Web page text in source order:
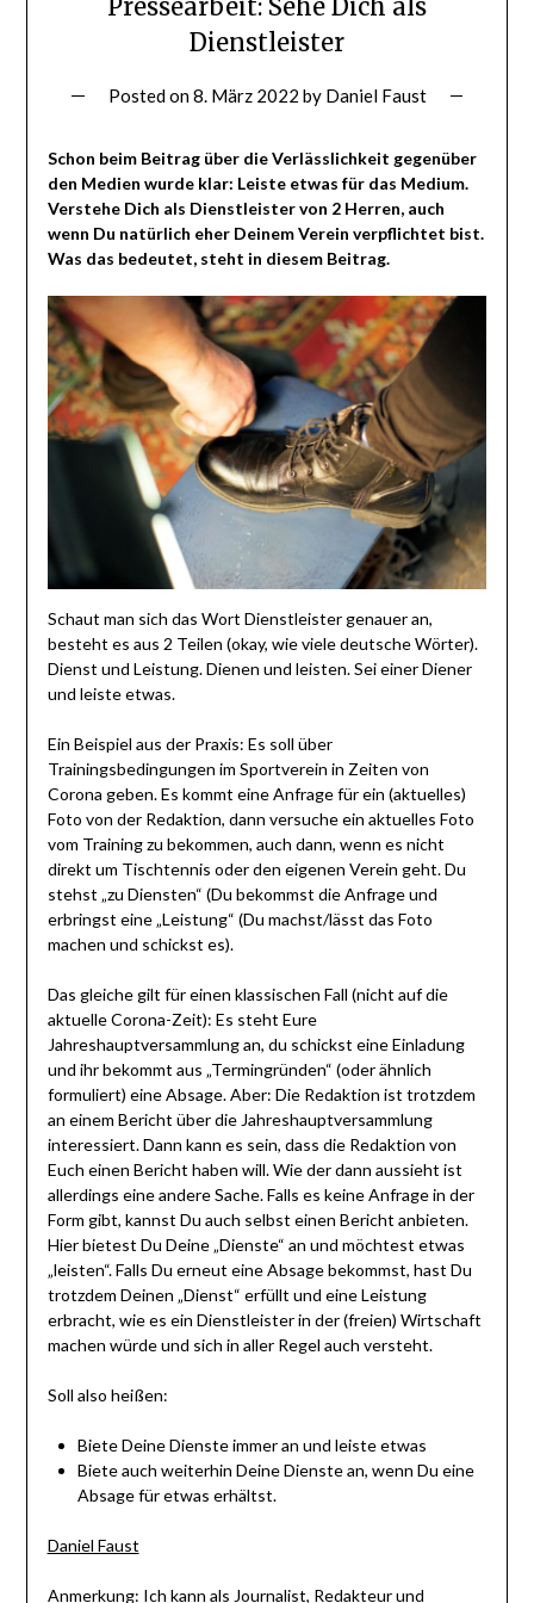
Pressearbeit: Sehe Dich als
Dienstleister
Posted on8. März 2022 by Daniel Faust
Schon beim Beitrag über die Verlässlichkeit gegenüber
den Medien wurde klar: Leiste etwas für das Medium.
Verstehe Dich als Dienstleister von 2 Herren, auch
wenn Du natürlich eher Deinem Verein verpflichtet bist.
Was das bedeutet, steht in diesem Beitrag.
Schaut man sich das Wort Dienstleister genauer an,
besteht es aus 2 Teilen (okay, wie viele deutsche Wörter).
Dienst und Leistung. Dienen und leisten. Sei einer Diener
und leiste etwas.
Ein Beispiel aus der Praxis: Es soll über
Trainingsbedingungen im Sportverein in Zeiten von
Corona geben. Es kommt eine Anfrage für ein (aktuelles)
Foto von der Redaktion, dann versuche ein aktuelles Foto
vom Training zu bekommen, auch dann, wenn es nicht
direkt um Tischtennis oder den eigenen Verein geht. Du
stehst „zu Diensten“ (Du bekommst die Anfrage und
erbringst eine „Leistung“ (Du machst/lässt das Foto
machen und schickst es).
Das gleiche gilt für einen klassischen Fall (nicht auf die
aktuelle Corona-Zeit): Es steht Eure
Jahreshauptversammlung an, du schickst eine Einladung
und ihr bekommt aus „Termingründen“ (oder ähnlich
formuliert) eine Absage. Aber: Die Redaktion ist trotzdem
an einem Bericht über die Jahreshauptversammlung
interessiert. Dann kann es sein, dass die Redaktion von
Euch einen Bericht haben will. Wie der dann aussieht ist
allerdings eine andere Sache. Falls es keine Anfrage in der
Form gibt, kannst Du auch selbst einen Bericht anbieten.
Hier bietest Du Deine „Dienste“ an und möchtest etwas
„leisten“. Falls Du erneut eine Absage bekommst, hast Du
trotzdem Deinen „Dienst“ erfüllt und eine Leistung
erbracht, wie es ein Dienstleister in der (freien) Wirtschaft
machen würde und sich in aller Regel auch versteht.
Soll also heißen:
Biete Deine Dienste immer an und leiste etwas
Biete auch weiterhin Deine Dienste an, wenn Du eine
Absage für etwas erhältst.
Daniel Faust
Anmerkung: Ich kann als Journalist, Redakteur und